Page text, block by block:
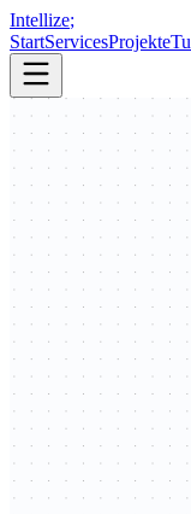
Intellize;
StartServicesProjekte